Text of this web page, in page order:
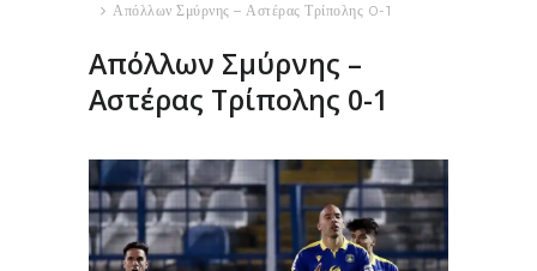
Απόλλων Σμύρνης – Αστέρας Τρίπολης 0-1
Απόλλων Σμύρνης –
Αστέρας Τρίπολης 0-1